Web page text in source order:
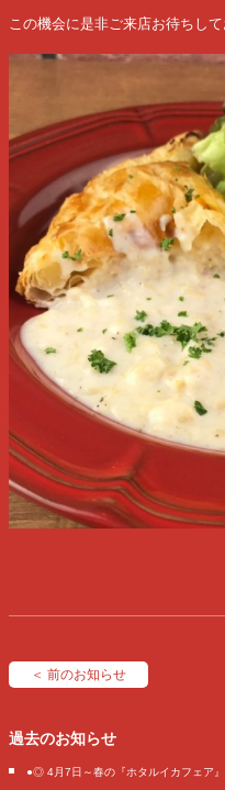
この機会に是非ご来店お待ちして
＜ 前のお知らせ
過去のお知らせ
●◎ 4月7日～春の『ホタルイカフェア』